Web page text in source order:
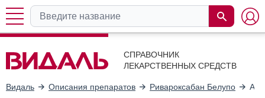
СПРАВОЧНИК
ЛЕКАРСТВЕННЫХ СРЕДСТВ
Видаль Описания препаратов Ривароксабан Белупо